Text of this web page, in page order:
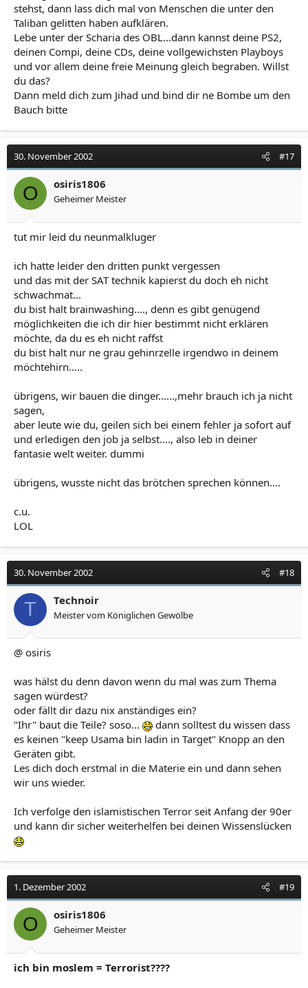
stehst, dann lass dich mal von Menschen die unter den
Taliban gelitten haben aufklären.
Lebe unter der Scharia des OBL...dann kannst deine PS2,
deinen Compi, deine CDs, deine vollgewichsten Playboys
und vor allem deine freie Meinung gleich begraben. Willst
du das?
Dann meld dich zum Jihad und bind dir ne Bombe um den
Bauch bitte
30. November 2002 #17
O osiris1806
Geheimer Meister
tut mir leid du neunmalkluger
ich hatte leider den dritten punkt vergessen
und das mit der SAT technik kapierst du doch eh nicht
schwachmat...
du bist halt brainwashing...., denn es gibt genügend
möglichkeiten die ich dir hier bestimmt nicht erklären
möchte, da du es eh nicht raffst
du bist halt nur ne grau gehinrzelle irgendwo in deinem
möchtehirn.....
übrigens, wir bauen die dinger......,mehr brauch ich ja nicht
sagen,
aber leute wie du, geilen sich bei einem fehler ja sofort auf
und erledigen den job ja selbst...., also leb in deiner
fantasie welt weiter. dummi
übrigens, wusste nicht das brötchen sprechen können....
c.u.
LOL
30. November 2002 #18
T Technoir
Meister vom Königlichen Gewölbe
@ osiris
was hälst du denn davon wenn du mal was zum Thema
sagen würdest?
oder fällt dir dazu nix anständiges ein?
"Ihr" baut die Teile? soso...
dann solltest du wissen dass
es keinen "keep Usama bin ladin in Target" Knopp an den
Geräten gibt.
Les dich doch erstmal in die Materie ein und dann sehen
wir uns wieder.
Ich verfolge den islamistischen Terror seit Anfang der 90er
und kann dir sicher weiterhelfen bei deinen Wissenslücken
1. Dezember 2002 #19
O osiris1806
Geheimer Meister
ich bin moslem = Terrorist????